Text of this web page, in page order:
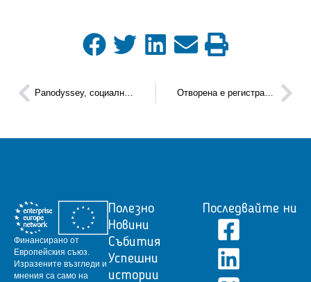
Отворена е регистрацията на European Research and Innovation Days 2022
Финансирано от
Европейския съюз.
Изразените възгледи и
мнения са само на
Полезно
Новини
Събития
Успешни
истории
Последвайте ни